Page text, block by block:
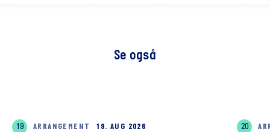
Se også
19 ARRANGEMENT 19. AUG 2026 20